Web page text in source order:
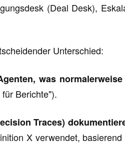
(Deal Desk),
Unterschied:
was
Berichte").
Traces)
X verwendet,